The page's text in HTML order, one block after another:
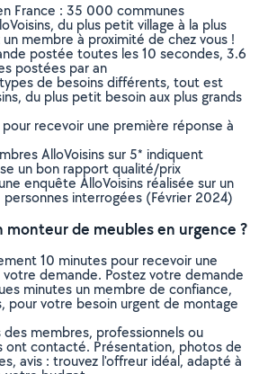
France : 35 000 communes
du plus petit village à la plus
membre à proximité de chez vous !
postée toutes les 10 secondes, 3.6
postées par an
de besoins différents, tout est
du plus petit besoin aux plus grands
recevoir une première réponse à
AlloVoisins sur 5* indiquent
un bon rapport qualité/prix
enquête AlloVoisins réalisée sur un
interrogées (Février 2024)
monteur de meubles en urgence ?
10 minutes pour recevoir une
demande. Postez votre demande
minutes un membre de confiance,
pour votre besoin urgent de montage
membres, professionnels ou
ont contacté. Présentation, photos de
avis : trouvez l'offreur idéal, adapté à